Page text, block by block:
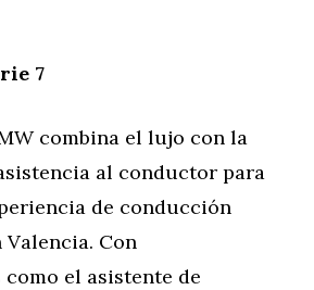
7
combina el lujo con la
al conductor para
de conducción
Con
el asistente de